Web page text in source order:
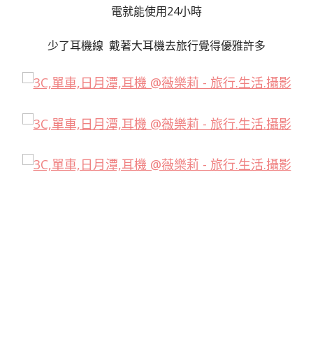
電就能使用24小時
少了耳機線 戴著大耳機去旅行覺得優雅許多